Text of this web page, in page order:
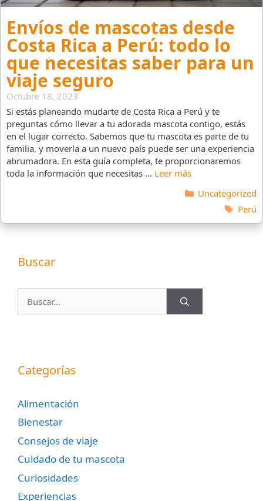
Envíos de mascotas desde
Costa Rica a Perú: todo lo
que necesitas saber para un
viaje seguro
Octubre 18, 2023
Si estás planeando mudarte de Costa Rica a Perú y te
preguntas cómo llevar a tu adorada mascota contigo, estás
en el lugar correcto. Sabemos que tu mascota es parte de tu
familia, y moverla a un nuevo país puede ser una experiencia
abrumadora. En esta guía completa, te proporcionaremos
toda la información que necesitas … Leer más
Categorías
Uncategorized
Perú
Buscar
Categorías
Alimentación
Bienestar
Consejos de viaje
Cuidado de tu mascota
Curiosidades
Experiencias